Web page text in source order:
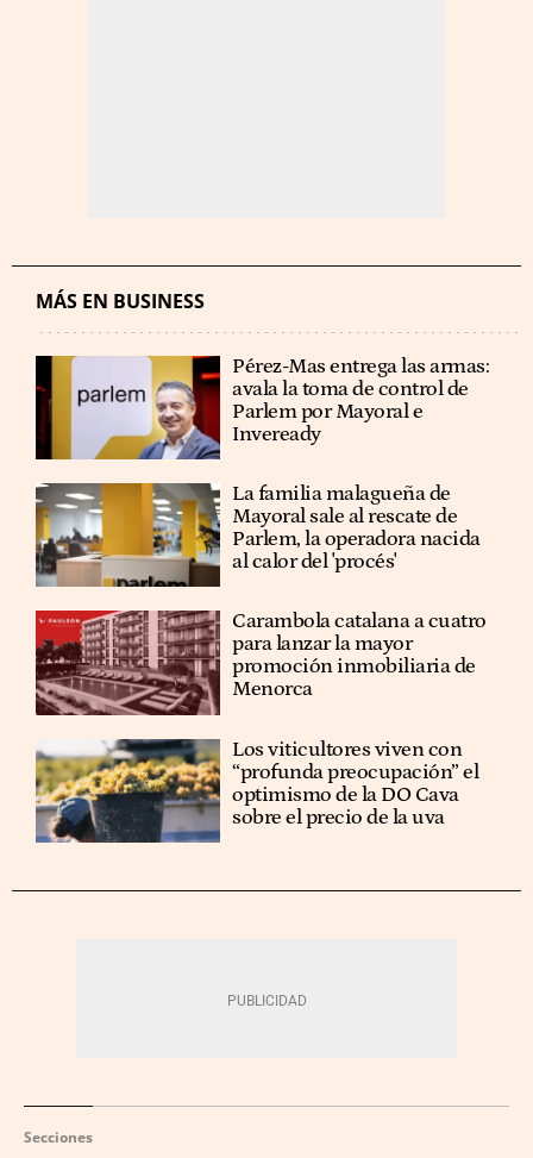
MÁS EN BUSINESS
Pérez-Mas entrega las armas:
avala la toma de control de
Parlem por Mayoral e
Inveready
La familia malagueña de
Mayoral sale al rescate de
Parlem, la operadora nacida
al calor del 'procés'
Carambola catalana a cuatro
para lanzar la mayor
promoción inmobiliaria de
Menorca
Los viticultores viven con
“profunda preocupación” el
optimismo de la DO Cava
sobre el precio de la uva
Secciones